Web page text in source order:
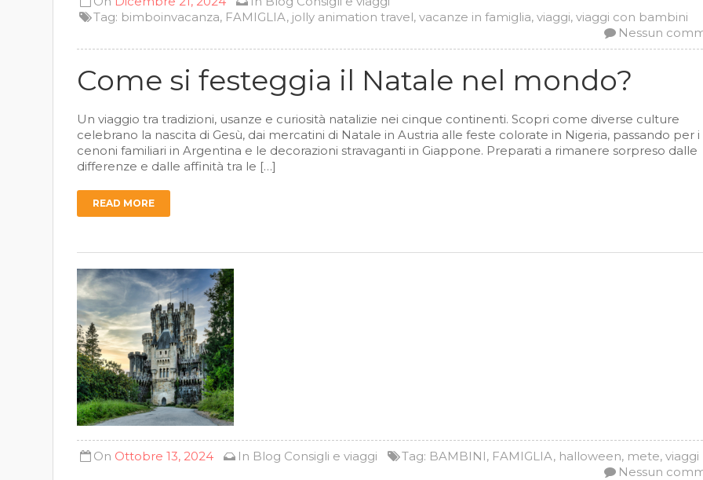
Tag: bimboinvacanza, FAMIGLIA, jolly animation travel,vacanze in famiglia,viaggi,viaggi con bambini
Nessun
Come si festeggia il Natale nel mondo?
Un viaggio tra tradizioni, usanze e curiosità natalizie nei cinque continenti. Scopri come diverse culture
celebrano la nascita di Gesù, dai mercatini di Natale in Austria alle feste colorate in Nigeria, passando per i
cenoni familiari in Argentina e le decorazioni stravaganti in Giappone. Preparati a rimanere sorpreso dalle
differenze e dalle affinità tra le […]
READ MORE
On Ottobre 13, 2024 In Blog Consigli e viaggi Tag: BAMBINI, FAMIGLIA, halloween, mete,viaggi
Nessun